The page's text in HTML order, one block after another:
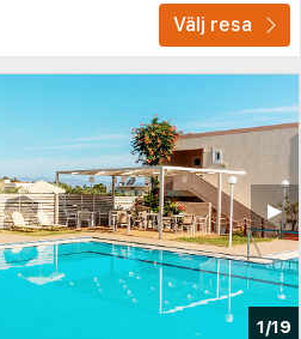
Välj resa
1/19
▶︎